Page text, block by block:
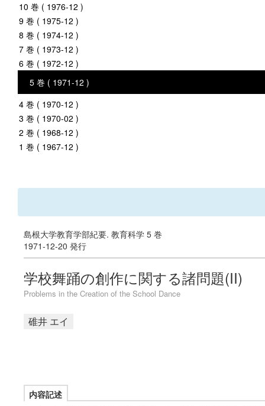
10 巻 ( 1976-12 )
9 巻 ( 1975-12 )
8 巻 ( 1974-12 )
7 巻 ( 1973-12 )
6 巻 ( 1972-12 )
5 巻 ( 1971-12 )
4 巻 ( 1970-12 )
3 巻 ( 1970-02 )
2 巻 ( 1968-12 )
1 巻 ( 1967-12 )
島根大学教育学部紀要. 教育科学 5 巻
1971-12-20 発行
学校舞踊の創作に関する諸問題(II)
Problems in the Creation of the School Dance
碓井 エイ
内容記述